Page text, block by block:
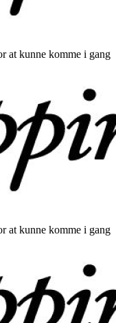
at kunne komme i gang
at kunne komme i gang